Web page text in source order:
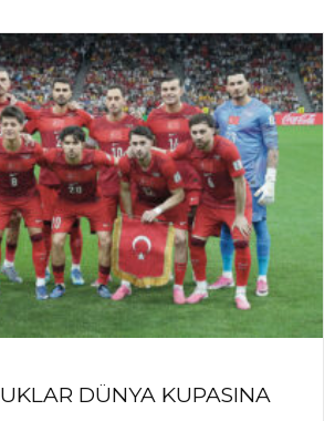
DÜNYA KUPASINA